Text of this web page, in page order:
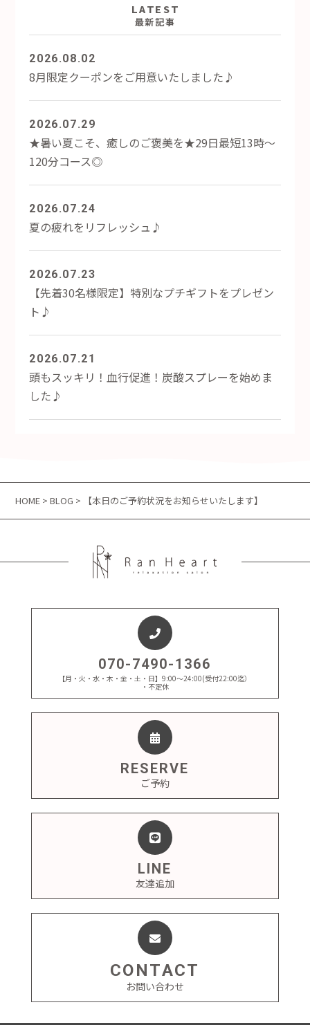
LATEST
最新記事
2026.08.02
8月限定クーポンをご用意いたしました♪
2026.07.29
★暑い夏こそ、癒しのご褒美を★29日最短13時～
120分コース◎
2026.07.24
夏の疲れをリフレッシュ♪
2026.07.23
【先着30名様限定】特別なプチギフトをプレゼン
ト♪
2026.07.21
頭もスッキリ！血行促進！炭酸スプレーを始めま
した♪
HOME >BLOG > 【本日のご予約状況をお知らせいたします】
070-7490-1366
【月・火・水・木・金・土・日】9:00～24:00(受付22:00迄）
・不定休
RESERVE
ご予約
LINE
友達追加
CONTACT
お問い合わせ